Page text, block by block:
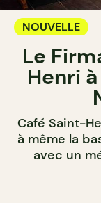
NOUVELLE
Le
Henri
Café Saint-
à même la
avec un